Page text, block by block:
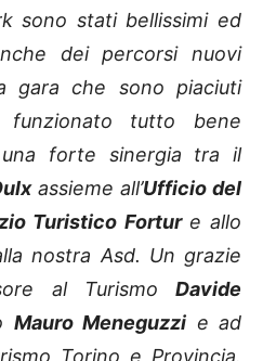
sono stati bellissimi ed
dei percorsi nuovi
gara che sono piaciuti
tutto bene
forte sinergia tra il
assieme all’Ufficio del
Turistico Forture allo
nostra Asd. Un grazie
al Turismo Davide
Mauro Meneguzzi e ad
Torino e Provincia.